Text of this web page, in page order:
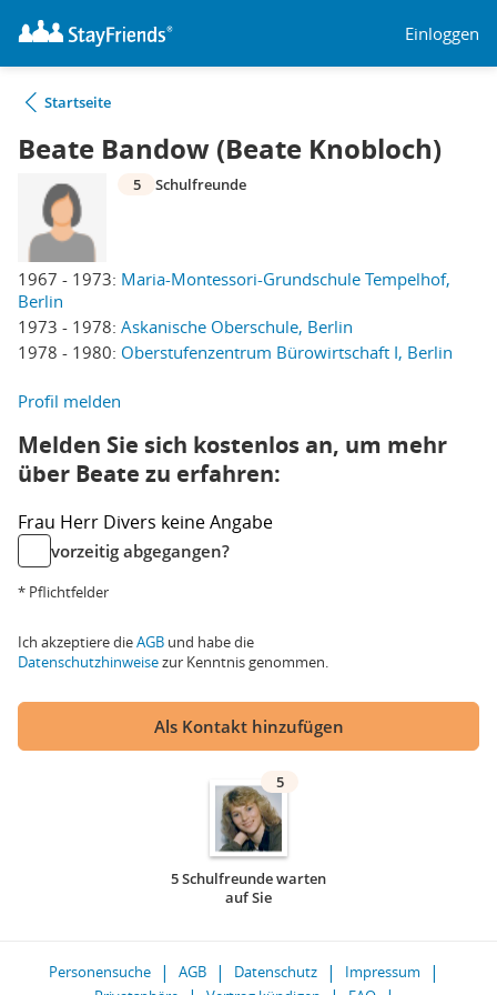
Einloggen
Startseite
Beate Bandow (Beate Knobloch)
1967 - 1973: Maria-Montessori-Grundschule Tempelhof,
Berlin
1973 - 1978: Askanische Oberschule, Berlin
1978 - 1980: Oberstufenzentrum Bürowirtschaft I, Berlin
5 Schulfreunde
Profil melden
Melden Sie sich kostenlos an, um mehr
über Beate zu erfahren:
Frau Herr Divers keine Angabe
vorzeitig abgegangen?
* Pflichtfelder
Ich akzeptiere dieAGB und habe die
Datenschutzhinweisezur Kenntnis genommen.
Als Kontakt hinzufügen
5
5 Schulfreunde warten
auf Sie
Personensuche AGB Datenschutz
Impressum